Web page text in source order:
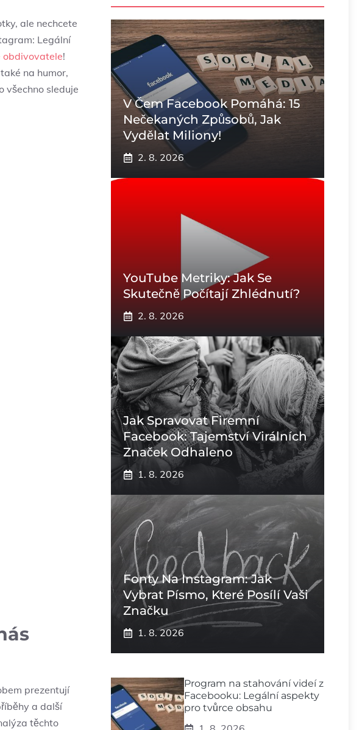
⁣ale nechcete
Legální
obdivovatele!
na⁤ humor,
všechno​ sleduje
prezentují
a další‌
těchto
V Čem Facebook Pomáhá: 15
Nečekaných Způsobů, Jak
Vydělat Miliony!
2. 8. 2026
YouTube Metriky: Jak Se
Skutečně Počítají Zhlédnutí?
2. 8. 2026
Jak Spravovat Firemní
Facebook: Tajemství Virálních
Značek Odhaleno
1. 8. 2026
Fonty Na Instagram: Jak
Vybrat Písmo, Které Posílí Vaši
Značku
1. 8. 2026
Program na stahování videí z
Facebooku: Legální aspekty
pro tvůrce obsahu